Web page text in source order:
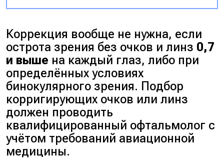
Коррекция вообще не нужна, если
острота зрения без очков и линз 0,7
и выше на каждый глаз, либо при
определённых условиях
бинокулярного зрения. Подбор
корригирующих очков или линз
должен проводить
квалифицированный офтальмолог с
учётом требований авиационной
медицины.